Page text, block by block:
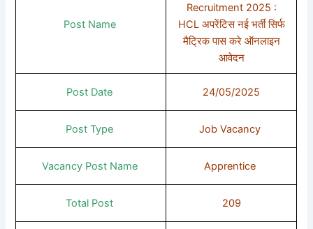
Post Name
Recruitment 2025 :
HCL अपरेंटिस नई भर्ती सिर्फ
मैट्रिक पास करे ऑनलाइन
आवेदन
Post Date 24/05/2025
Post Type Job Vacancy
Vacancy Post Name Apprentice
Total Post 209